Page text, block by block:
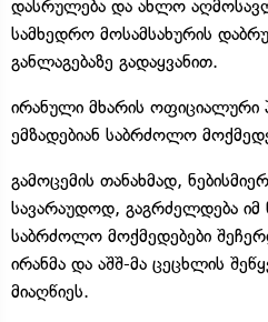
დასრულება და ახლო
სამხედრო მოსამსახურის
განლაგებაზე გადაყვანით.
ირანული მხარის ოფიციალური
ემზადებიან საბრძოლო
გამოცემის თანახმად,
სავარაუდოდ, გაგრძელდება
საბრძოლო მოქმედებები
ირანმა და აშშ-მა ცეცხლის
მიაღწიეს.